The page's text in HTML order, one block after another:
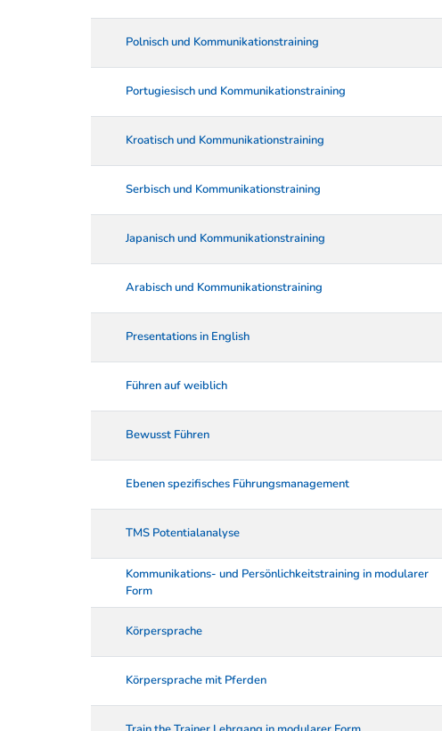
Polnisch und Kommunikationstraining
Portugiesisch und Kommunikationstraining
Kroatisch und Kommunikationstraining
Serbisch und Kommunikationstraining
Japanisch und Kommunikationstraining
Arabisch und Kommunikationstraining
Presentations in English
Führen auf weiblich
Bewusst Führen
Ebenen spezifisches Führungsmanagement
TMS Potentialanalyse
Kommunikations- und Persönlichkeitstraining in modularer
Form
Körpersprache
Körpersprache mit Pferden